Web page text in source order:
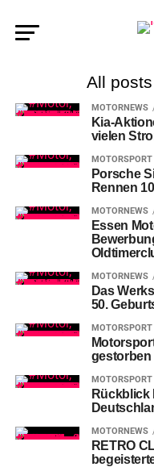
All
MOTORNEWS
Kia-
vielen
MOTORSPORT
Porsche
Rennen
MOTORNEWS
Essen
MOTORNEWS
Das
50.
MOTORSPORT
gestorben
MOTORSPORT
Rückblick
MOTORNEWS
RETRO